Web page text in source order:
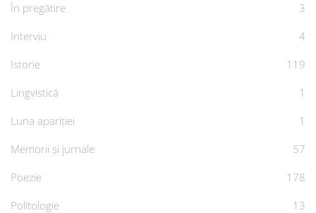
În pregătire
3
Interviu
4
Istorie
119
Lingvistică
1
Luna apariției
1
Memorii și jurnale
57
Poezie
178
Politologie
13